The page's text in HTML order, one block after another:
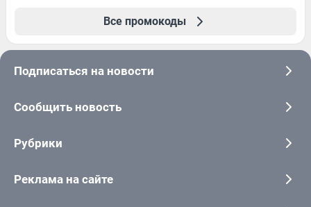
Все промокоды
Подписаться на новости
Сообщить новость
Рубрики
Реклама на сайте